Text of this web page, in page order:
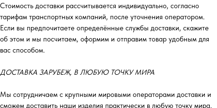
Стоимость доставки рассчитывается индивидуально, согласно
тарифам транспортных компаний, после уточнения оператором.
Если вы предпочитаете определённые службы доставки, скажите
об этом и мы посчитаем, оформим и отправим товар удобным для
вас способом.
ДОСТАВКА ЗАРУБЕЖ, В ЛЮБУЮ ТОЧКУ МИРА
Мы сотрудничаем с крупными мировыми операторами доставки и
сможем доставить наши изделия практически в любую точку мира.